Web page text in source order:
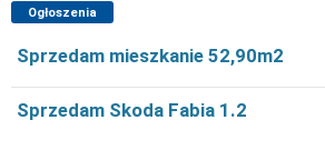
Ogłoszenia
Sprzedam mieszkanie 52,90m2
Sprzedam Skoda Fabia 1.2